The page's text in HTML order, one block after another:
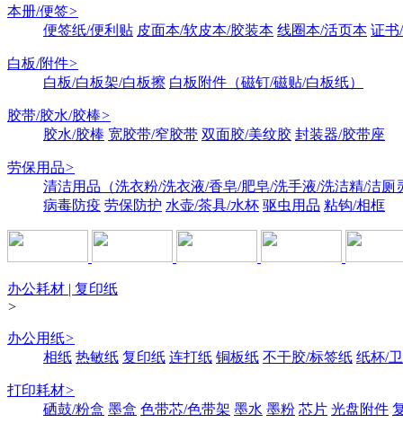
本册/便签>
便签纸/便利贴 皮面本/软皮本/胶装本 线圈本/活页本 证书
白板/附件>
白板/白板架/白板擦 白板附件（磁钉/磁贴/白板纸）
胶带/胶水/胶棒>
胶水/胶棒 宽胶带/窄胶带 双面胶/美纹胶 封装器/胶带座
劳保用品>
清洁用品（洗衣粉/洗衣液/香皂/肥皂/洗手液/洗洁精/洁厕
病毒防疫 劳保防护 水壶/茶具/水杯 驱虫用品 粘钩/相框
办公耗材 | 复印纸
>
办公用纸>
相纸 热敏纸 复印纸 连打纸 铜板纸 不干胶/标签纸 纸杯/
打印耗材>
硒鼓/粉盒 墨盒 色带芯/色带架 墨水 墨粉 芯片 光盘附件